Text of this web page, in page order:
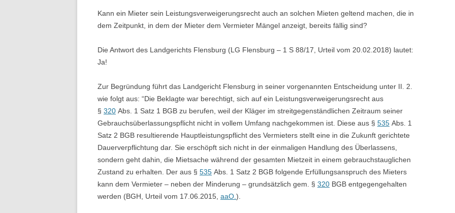
Kann ein Mieter sein Leistungsverweigerungsrecht auch an solchen Mieten geltend machen, die in
dem Zeitpunkt, in dem der Mieter dem Vermieter Mängel anzeigt, bereits fällig sind?
Die Antwort des Landgerichts Flensburg (LG Flensburg – 1 S 88/17, Urteil vom 20.02.2018) lautet:
Ja!
Zur Begründung führt das Landgericht Flensburg in seiner vorgenannten Entscheidung unter II. 2.
wie folgt aus: “Die Beklagte war berechtigt, sich auf ein Leistungsverweigerungsrecht aus
§ 320 Abs. 1 Satz 1 BGB zu berufen, weil der Kläger im streitgegenständlichen Zeitraum seiner
Gebrauchsüberlassungspflicht nicht in vollem Umfang nachgekommen ist. Diese aus § 535 Abs. 1
Satz 2 BGB resultierende Hauptleistungspflicht des Vermieters stellt eine in die Zukunft gerichtete
Dauerverpflichtung dar. Sie erschöpft sich nicht in der einmaligen Handlung des Überlassens,
sondern geht dahin, die Mietsache während der gesamten Mietzeit in einem gebrauchstauglichen
Zustand zu erhalten. Der aus § 535 Abs. 1 Satz 2 BGB folgende Erfüllungsanspruch des Mieters
kann dem Vermieter – neben der Minderung – grundsätzlich gem. § 320 BGB entgegengehalten
werden (BGH, Urteil vom 17.06.2015, aaO. ).